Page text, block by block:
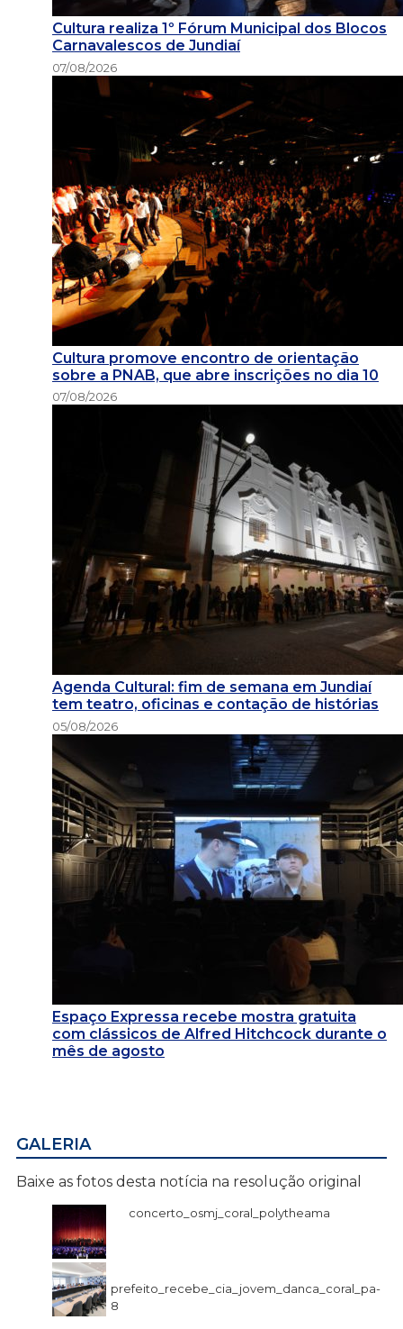
Cultura realiza 1º Fórum Municipal dos Blocos
Carnavalescos de Jundiaí
07/08/2026
Cultura promove encontro de orientação
sobre a PNAB, que abre inscrições no dia 10
07/08/2026
Agenda Cultural: fim de semana em Jundiaí
tem teatro, oficinas e contação de histórias
05/08/2026
Espaço Expressa recebe mostra gratuita
com clássicos de Alfred Hitchcock durante o
mês de agosto
GALERIA
Baixe as fotos desta notícia na resolução original
concerto_osmj_coral_polytheama
prefeito_recebe_cia_jovem_danca_coral_pa-
8